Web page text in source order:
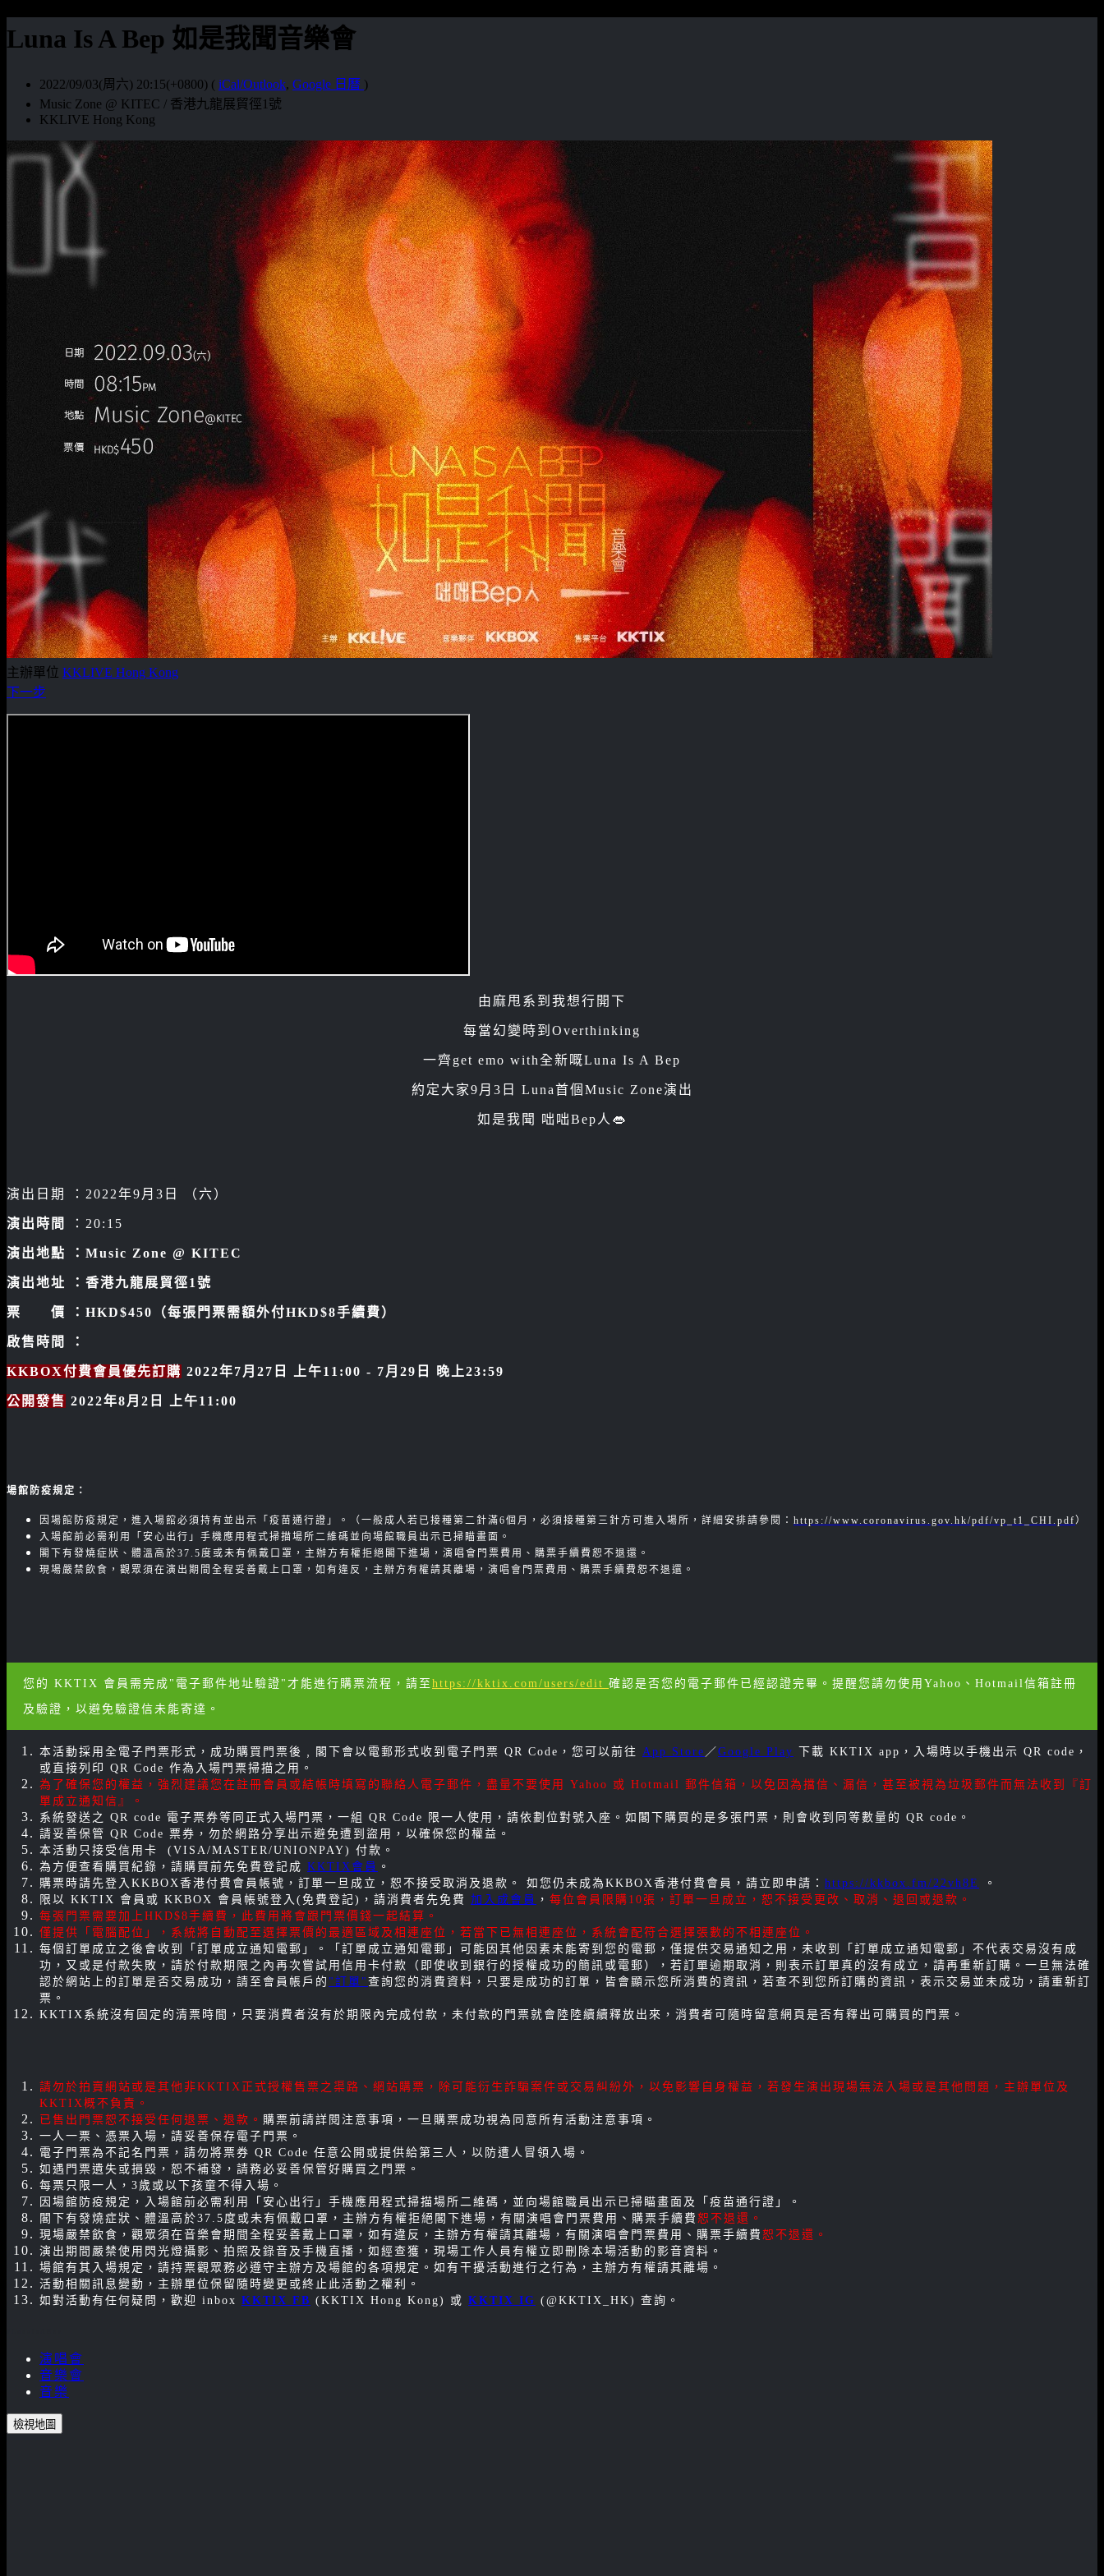
Luna Is A Bep 如是我聞音樂會
2022/09/03(周六) 20:15(+0800) ( iCal/Outlook, Google 日曆 )
Music Zone @ KITEC / 香港九龍展貿徑1號
KKLIVE Hong Kong
主辦單位 KKLIVE Hong Kong
下一步
由麻甩系到我想行開下
每當幻變時到Overthinking
一齊get emo with全新嘅Luna Is A Bep
約定大家9月3日 Luna首個Music Zone演出
如是我聞 咄咄Bep人👄
演出日期 ：2022年9月3日 （六）
演出時間 ：20:15
演出地點 ：Music Zone @ KITEC
演出地址 ：香港九龍展貿徑1號
票 價 ：HKD$450（每張門票需額外付HKD$8手續費）
啟售時間 ：
KKBOX付費會員優先訂購 2022年7月27日 上午11:00 - 7月29日 晚上23:59
公開發售 2022年8月2日 上午11:00
場館防疫規定：
因場館防疫規定，進入場館必須持有並出示「疫苗通行證」。（一般成人若已接種第二針滿6個月，必須接種第三針方可進入場所，詳細安排請參閱： https://www.coronavirus.gov.hk/pdf/vp_t1_CHI.pdf ）
入場館前必需利用「安心出行」手機應用程式掃描場所二維碼並向場館職員出示已掃瞄畫面。
閣下有發燒症狀、體溫高於37.5度或未有佩戴口罩，主辦方有權拒絕閣下進場，演唱會門票費用、購票手續費恕不退還。
現場嚴禁飲食，觀眾須在演出期間全程妥善戴上口罩，如有違反，主辦方有權請其離場，演唱會門票費用、購票手續費恕不退還。
您的 KKTIX 會員需完成"電子郵件地址驗證"才能進行購票流程，請至 https://kktix.com/users/edit 確認是否您的電子郵件已經認證完畢。提醒您請勿使用Yahoo、Hotmail信箱註冊
及驗證，以避免驗證信未能寄達。
本活動採用全電子門票形式，成功購買門票後﹐閣下會以電郵形式收到電子門票 QR Code，您可以前往 App Store ／Google Play 下載 KKTIX app，入場時以手機出示 QR code，
或直接列印 QR Code 作為入場門票掃描之用。
為了確保您的權益，強烈建議您在註冊會員或結帳時填寫的聯絡人電子郵件，盡量不要使用 Yahoo 或 Hotmail 郵件信箱，以免因為擋信、漏信，甚至被視為垃圾郵件而無法收到『訂
單成立通知信』。
系統發送之 QR code 電子票券等同正式入場門票，一組 QR Code 限一人使用，請依劃位對號入座。如閣下購買的是多張門票，則會收到同等數量的 QR code。
請妥善保管 QR Code 票券，勿於網路分享出示避免遭到盜用，以確保您的權益。
本活動只接受信用卡 (VISA/MASTER/UNIONPAY) 付款。
為方便查看購買紀錄，請購買前先免費登記成 KKTIX會員 。
購票時請先登入KKBOX香港付費會員帳號，訂單一旦成立，恕不接受取消及退款。 如您仍未成為KKBOX香港付費會員，請立即申請： https://kkbox.fm/22vh8E
。
限以 KKTIX 會員或 KKBOX 會員帳號登入(免費登記)，請消費者先免費 加入成會員 ， 每位會員限購10張，訂單一旦成立，恕不接受更改、取消、退回或退款。
每張門票需要加上HKD$8手續費，此費用將會跟門票價錢一起結算。
僅提供「電腦配位」，系統將自動配至選擇票價的最適區域及相連座位，若當下已無相連座位，系統會配符合選擇張數的不相連座位。
每個訂單成立之後會收到「訂單成立通知電郵」。「訂單成立通知電郵」可能因其他因素未能寄到您的電郵，僅提供交易通知之用，未收到「訂單成立通知電郵」不代表交易沒有成
功，又或是付款失敗，請於付款期限之內再次嘗試用信用卡付款（即使收到銀行的授權成功的簡訊或電郵），若訂單逾期取消，則表示訂單真的沒有成立，請再重新訂購。一旦無法確
認於網站上的訂單是否交易成功，請至會員帳戶的 "訂單" 查詢您的消費資料，只要是成功的訂單，皆會顯示您所消費的資訊，若查不到您所訂購的資訊，表示交易並未成功，請重新訂
票。
KKTIX系統沒有固定的清票時間，只要消費者沒有於期限內完成付款，未付款的門票就會陸陸續續釋放出來，消費者可隨時留意網頁是否有釋出可購買的門票。
請勿於拍賣網站或是其他非KKTIX正式授權售票之渠路、網站購票，除可能衍生詐騙案件或交易糾紛外，以免影響自身權益，若發生演出現場無法入場或是其他問題，主辦單位及
KKTIX概不負責。
已售出門票恕不接受任何退票、退款。 購票前請詳閱注意事項，一旦購票成功視為同意所有活動注意事項。
一人一票、憑票入場，請妥善保存電子門票。
電子門票為不記名門票，請勿將票券 QR Code 任意公開或提供給第三人，以防遭人冒領入場。
如遇門票遺失或損毀，恕不補發，請務必妥善保管好購買之門票。
每票只限一人，3歲或以下孩童不得入場。
因場館防疫規定，入場館前必需利用「安心出行」手機應用程式掃描場所二維碼，並向場館職員出示已掃瞄畫面及「疫苗通行證」。
閣下有發燒症狀、體溫高於37.5度或未有佩戴口罩，主辦方有權拒絕閣下進場，有關演唱會門票費用、購票手續費 恕不退還。
現場嚴禁飲食，觀眾須在音樂會期間全程妥善戴上口罩，如有違反，主辦方有權請其離場，有關演唱會門票費用、購票手續費 恕不退還。
演出期間嚴禁使用閃光燈攝影、拍照及錄音及手機直播，如經查獲，現場工作人員有權立即刪除本場活動的影音資料。
場館有其入場規定，請持票觀眾務必遵守主辦方及場館的各項規定。如有干擾活動進行之行為，主辦方有權請其離場。
活動相關訊息變動，主辦單位保留隨時變更或終止此活動之權利。
如對活動有任何疑問，歡迎 inbox KKTIX FB (KKTIX Hong Kong) 或 KKTIX IG (@KKTIX_HK) 查詢。
演唱會
音樂會
音樂
檢視地圖